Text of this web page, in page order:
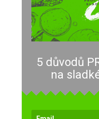
5 důvodů
na